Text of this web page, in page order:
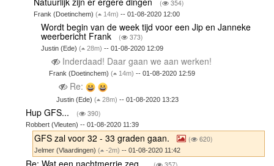
( 354)
Frank (Doetinchem) ( 14m) -- 01-08-2020 12:00
Wordt begin van de week tijd voor een Jip en Janneke
weerbericht Frank ( 373)
Justin (Ede)( 28m) -- 01-08-2020 12:09
Inderdaad! Daar gaan we aan werken!
Frank (Doetinchem) ( 14m) -- 01-08-2020 12:59
Re:
Justin (Ede)( 28m) -- 01-08-2020 13:23
Hup GFS... ( 390)
Robbert (Vleuten) -- 01-08-2020 11:39
GFS zal voor 32 - 33 graden gaan. ( 620)
Jelmer (Vlaardingen) ( -2m) -- 01-08-2020 11:42